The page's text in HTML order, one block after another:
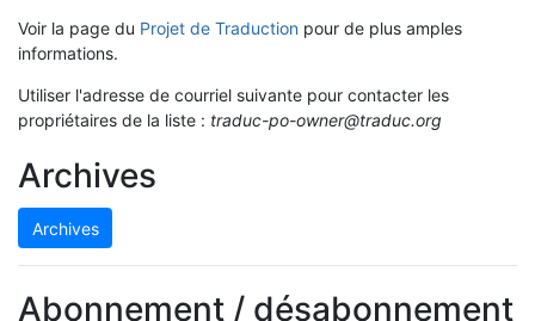
Voir la page du Projet de Traduction pour de plus amples
informations.
Utiliser l'adresse de courriel suivante pour contacter les
propriétaires de la liste : traduc-po-owner@traduc.org
Archives
Archives
Abonnement / désabonnement